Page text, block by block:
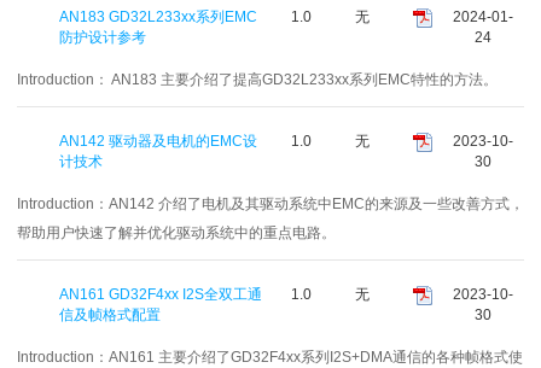
AN183 GD32L233xx系列EMC
防护设计参考
1.0 无
2024-01-
24
Introduction： AN183 主要介绍了提高GD32L233xx系列EMC特性的方法。
AN142 驱动器及电机的EMC设
计技术
1.0 无
2023-10-
30
Introduction： AN142 介绍了电机及其驱动系统中EMC的来源及一些改善方式，
帮助用户快速了解并优化驱动系统中的重点电路。
AN161 GD32F4xx I2S全双工通
信及帧格式配置
1.0 无
2023-10-
30
Introduction： AN161 主要介绍了GD32F4xx系列I2S+DMA通信的各种帧格式使